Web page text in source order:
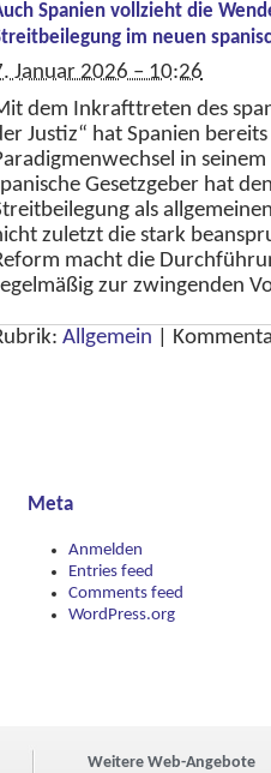
Spanien vollzieht die
im neuen
Januar 2026 – 10:26
dem Inkrafttreten des
Justiz“ hat Spanien
in
Gesetzgeber hat
als
zuletzt die stark
macht die
zur zwingenden
Allgemein
Meta
Anmelden
Entries feed
Comments feed
WordPress.org
Weitere Web-Angebote